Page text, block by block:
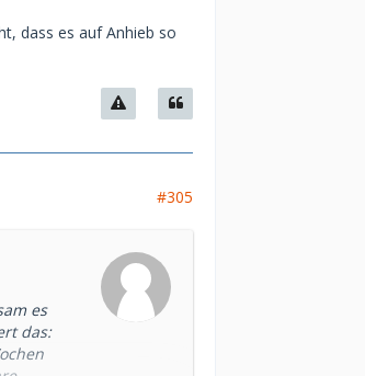
dass es auf Anhieb so
#305
es
das: